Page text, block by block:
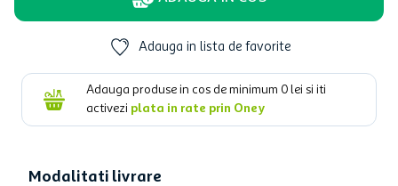
Adauga in lista de favorite
Adauga produse in cos de minimum 0 lei si iti
activezi plata in rate prin Oney
Modalitati livrare